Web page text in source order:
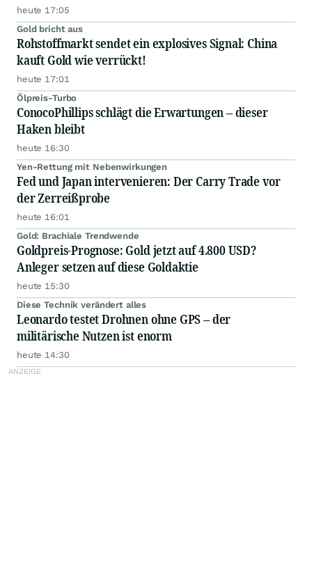
heute 17:05
Gold bricht aus
Rohstoffmarkt sendet ein explosives Signal: China
kauft Gold wie verrückt!
heute 17:01
Ölpreis-Turbo
ConocoPhillips schlägt die Erwartungen – dieser
Haken bleibt
heute 16:30
Yen-Rettung mit Nebenwirkungen
Fed und Japan intervenieren: Der Carry Trade vor
der Zerreißprobe
heute 16:01
Gold: Brachiale Trendwende
Goldpreis-Prognose: Gold jetzt auf 4.800 USD?
Anleger setzen auf diese Goldaktie
heute 15:30
Diese Technik verändert alles
Leonardo testet Drohnen ohne GPS – der
militärische Nutzen ist enorm
heute 14:30